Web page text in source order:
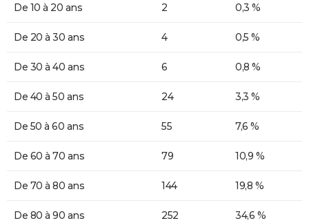
De 10 à 20 ans 2 0,3 %
De 20 à 30 ans 4 0,5 %
De 30 à 40 ans 6 0,8 %
De 40 à 50 ans 24 3,3 %
De 50 à 60 ans 55 7,6 %
De 60 à 70 ans 79 10,9 %
De 70 à 80 ans 144 19,8 %
De 80 à 90 ans 252 34,6 %